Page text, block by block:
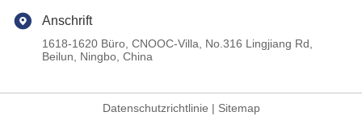
Anschrift
1618-1620 Büro, CNOOC-Villa, No.316 Lingjiang Rd,
Beilun, Ningbo, China
Datenschutzrichtlinie | Sitemap